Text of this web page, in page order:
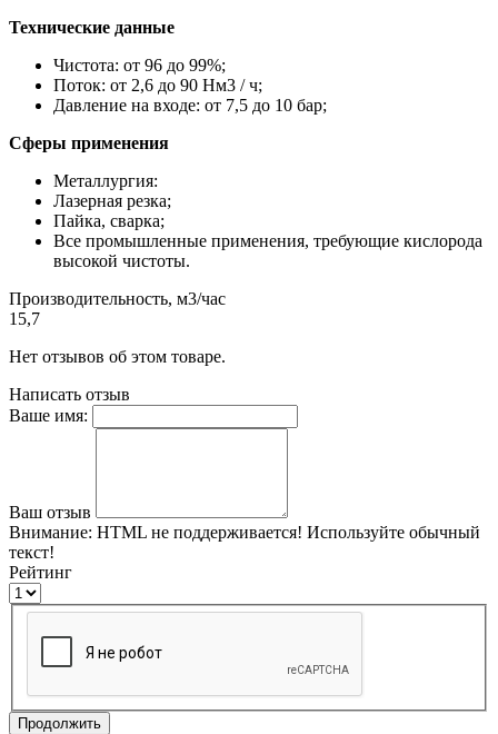
Технические данные
Чистота: от 96 до 99%;
Поток: от 2,6 до 90 Нм3 / ч;
Давление на входе: от 7,5 до 10 бар;
Сферы применения
Металлургия:
Лазерная резка;
Пайка, сварка;
Все промышленные применения, требующие кислорода
высокой чистоты.
Производительность, м3/час
15,7
Нет отзывов об этом товаре.
Написать отзыв
Ваше имя:
Ваш отзыв
Внимание: HTML не поддерживается! Используйте обычный
текст!
Рейтинг
Продолжить